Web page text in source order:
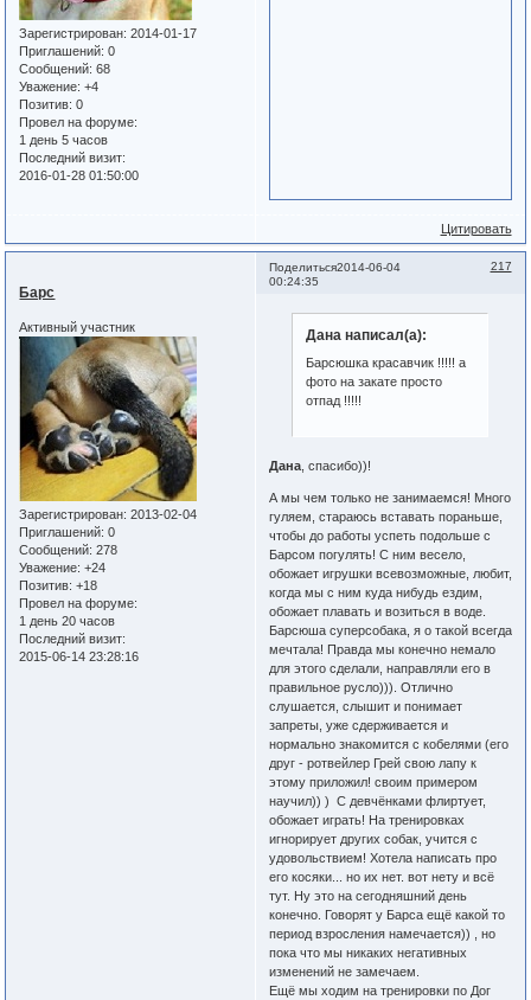
Зарегистрирован: 2014-01-17
Приглашений: 0
Сообщений: 68
Уважение: +4
Позитив: 0
Провел на форуме:
1 день 5 часов
Последний визит:
2016-01-28 01:50:00
Цитировать
Поделиться 217
2014-06-04
00:24:35
Барс
Активный участник
Зарегистрирован: 2013-02-04
Приглашений: 0
Сообщений: 278
Уважение: +24
Позитив: +18
Провел на форуме:
1 день 20 часов
Последний визит:
2015-06-14 23:28:16
Дана написал(а):
Барсюшка красавчик !!!!! а
фото на закате просто
отпад !!!!!
Дана, спасибо))!
А мы чем только не занимаемся! Много
гуляем, стараюсь вставать пораньше,
чтобы до работы успеть подольше с
Барсом погулять! С ним весело,
обожает игрушки всевозможные, любит,
когда мы с ним куда нибудь ездим,
обожает плавать и возиться в воде.
Барсюша суперсобака, я о такой всегда
мечтала! Правда мы конечно немало
для этого сделали, направляли его в
правильное русло))). Отлично
слушается, слышит и понимает
запреты, уже сдерживается и
нормально знакомится с кобелями (его
друг - ротвейлер Грей свою лапу к
этому приложил! своим примером
научил)) ) С девчёнками флиртует,
обожает играть! На тренировках
игнорирует других собак, учится с
удовольствием! Хотела написать про
его косяки... но их нет. вот нету и всё
тут. Ну это на сегодняшний день
конечно. Говорят у Барса ещё какой то
период взросления намечается)) , но
пока что мы никаких негативных
изменений не замечаем.
Ещё мы ходим на тренировки по Дог